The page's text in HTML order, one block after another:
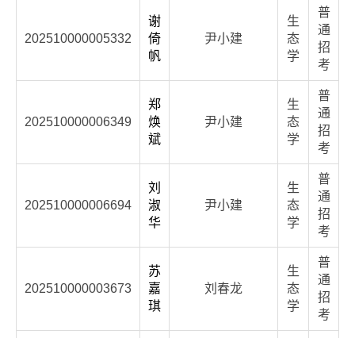
202510000005332
谢
倚
帆
尹小建
生
态
学
普
通
招
考
202510000006349
郑
焕
斌
尹小建
生
态
学
普
通
招
考
202510000006694
刘
淑
华
尹小建
生
态
学
普
通
招
考
202510000003673
苏
嘉
琪
刘春龙
生
态
学
普
通
招
考